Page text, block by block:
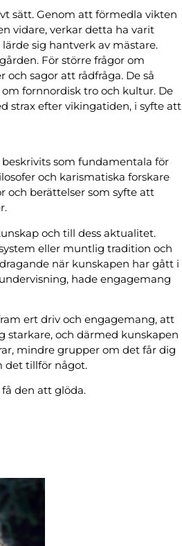
sätt. Genom att förmedla vikten
vidare, verkar detta ha varit
sig hantverk av mästare.
För större frågor om
sagor att rådfråga. De så
fornnordisk tro och kultur. De
strax efter vikingatiden, i syfte att
som fundamentala för
och karismatiska forskare
och berättelser som syfte att
och till dess aktualitet.
eller muntlig tradition och
när kunskapen har gått i
hade engagemang
ert driv och engagemang, att
starkare, och därmed kunskapen
mindre grupper om det får dig
det tillför något.
den att glöda.